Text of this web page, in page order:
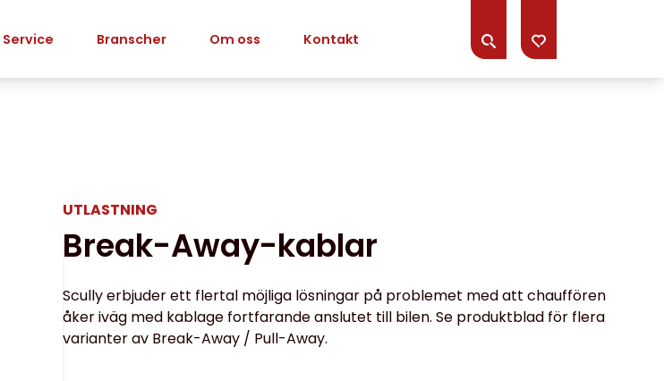
Service Branscher Om oss Kontakt
UTLASTNING
Break-Away-kablar
Scully erbjuder ett flertal möjliga lösningar på problemet med att chauffören
åker iväg med kablage fortfarande anslutet till bilen. Se produktblad för flera
varianter av Break-Away / Pull-Away.